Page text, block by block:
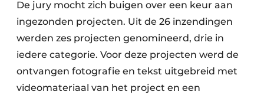
De jury mocht zich buigen over een keur aan
ingezonden projecten. Uit de 26 inzendingen
werden zes projecten genomineerd, drie in
iedere categorie. Voor deze projecten werd de
ontvangen fotografie en tekst uitgebreid met
videomateriaal van het project en een